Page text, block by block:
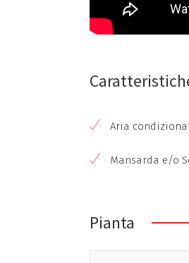
Aria
Mansarda e/o
Pianta